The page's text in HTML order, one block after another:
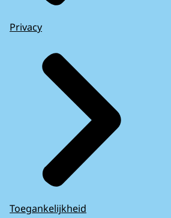
Privacy
Toegankelijkheid